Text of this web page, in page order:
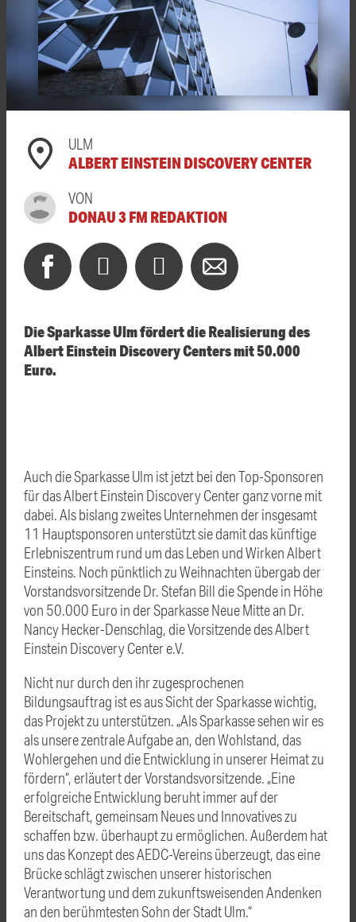
ULM
ALBERT EINSTEIN DISCOVERY CENTER
VON
DONAU 3 FM REDAKTION
Die Sparkasse Ulm fördert die Realisierung des
Albert Einstein Discovery Centers mit 50.000
Euro.
Auch die Sparkasse Ulm ist jetzt bei den Top-Sponsoren
für das Albert Einstein Discovery Center ganz vorne mit
dabei. Als bislang zweites Unternehmen der insgesamt
11 Hauptsponsoren unterstützt sie damit das künftige
Erlebniszentrum rund um das Leben und Wirken Albert
Einsteins. Noch pünktlich zu Weihnachten übergab der
Vorstandsvorsitzende Dr. Stefan Bill die Spende in Höhe
von 50.000 Euro in der Sparkasse Neue Mitte an Dr.
Nancy Hecker-Denschlag, die Vorsitzende des Albert
Einstein Discovery Center e.V.
Nicht nur durch den ihr zugesprochenen
Bildungsauftrag ist es aus Sicht der Sparkasse wichtig,
das Projekt zu unterstützen. „Als Sparkasse sehen wir es
als unsere zentrale Aufgabe an, den Wohlstand, das
Wohlergehen und die Entwicklung in unserer Heimat zu
fördern“, erläutert der Vorstandsvorsitzende. „Eine
erfolgreiche Entwicklung beruht immer auf der
Bereitschaft, gemeinsam Neues und Innovatives zu
schaffen bzw. überhaupt zu ermöglichen. Außerdem hat
uns das Konzept des AEDC-Vereins überzeugt, das eine
Brücke schlägt zwischen unserer historischen
Verantwortung und dem zukunftsweisenden Andenken
an den berühmtesten Sohn der Stadt Ulm.“